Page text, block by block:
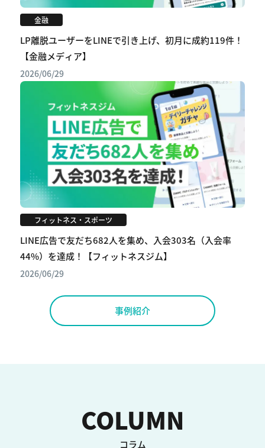
金融
LP離脱ユーザーをLINEで引き上げ、初月に成約119件！
【金融メディア】
2026/06/29
フィットネス・スポーツ
LINE広告で友だち682人を集め、入会303名（入会率
44%）を達成！【フィットネスジム】
2026/06/29
事例紹介
COLUMN
コラム